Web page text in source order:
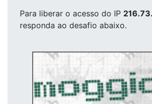
Para liberar o acesso do IP
responda ao desafio abaixo.